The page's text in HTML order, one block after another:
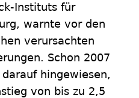
Instituts für
warnte vor den
verursachten
Schon 2007
hingewiesen,
von bis zu 2,5